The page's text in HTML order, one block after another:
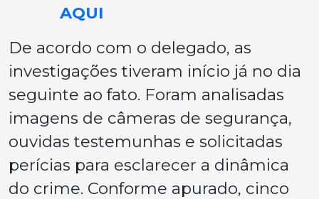
AQUI
De acordo com o delegado, as
investigações tiveram início já no dia
seguinte ao fato. Foram analisadas
imagens de câmeras de segurança,
ouvidas testemunhas e solicitadas
perícias para esclarecer a dinâmica
do crime. Conforme apurado, cinco